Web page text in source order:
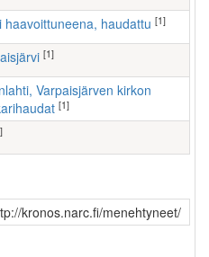
haavoittuneena, haudattu [1]
[1]
[1]
kronos.narc.fi/menehtyneet/